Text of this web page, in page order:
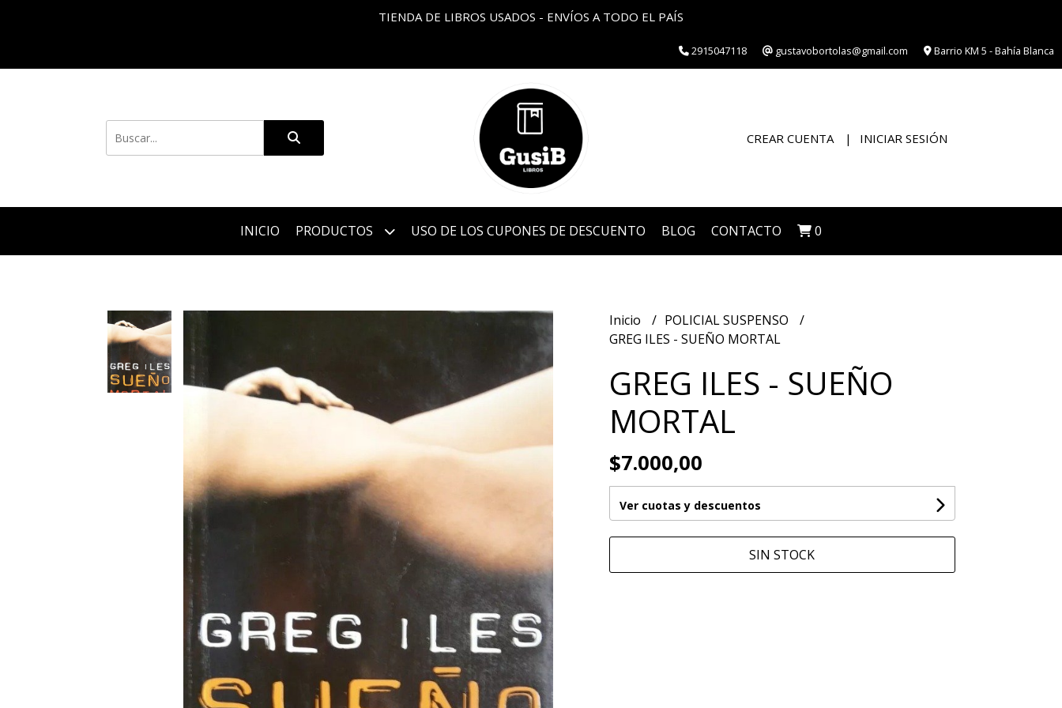
TIENDA DE LIBROS USADOS - ENVÍOS A TODO EL PAÍS
2915047118 gustavobortolas@gmail.com Barrio KM 5 - Bahía Blanca
CREAR CUENTA INICIAR SESIÓN
INICIO PRODUCTOS USO DE LOS CUPONES DE DESCUENTO BLOG CONTACTO 0
Inicio
POLICIAL SUSPENSO
GREG ILES - SUEÑO MORTAL
GREG ILES - SUEÑO
MORTAL
$7.000,00
Ver cuotas y descuentos
SIN STOCK